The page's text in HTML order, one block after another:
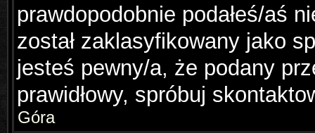
prawdopodobnie podałeś/aś
został zaklasyfikowany jako
jesteś pewny/a, że podany
prawidłowy, spróbuj
Góra